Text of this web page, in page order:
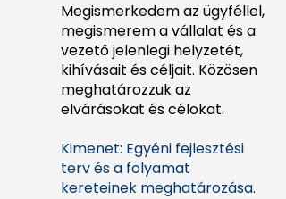
Megismerkedem az ügyféllel,
megismerem a vállalat és a
vezető jelenlegi helyzetét,
kihívásait és céljait. Közösen
meghatározzuk az
elvárásokat és célokat.
Kimenet: Egyéni fejlesztési
terv és a folyamat
kereteinek meghatározása.